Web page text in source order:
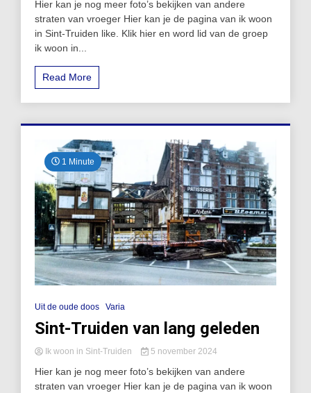
Hier kan je nog meer foto’s bekijken van andere
straten van vroeger Hier kan je de pagina van ik woon
in Sint-Truiden like. Klik hier en word lid van de groep
ik woon in...
Read More
1 Minute
Uit de oude doos Varia
Sint-Truiden van lang geleden
Ik woon in Sint-Truiden 5 november 2024
Hier kan je nog meer foto’s bekijken van andere
straten van vroeger Hier kan je de pagina van ik woon